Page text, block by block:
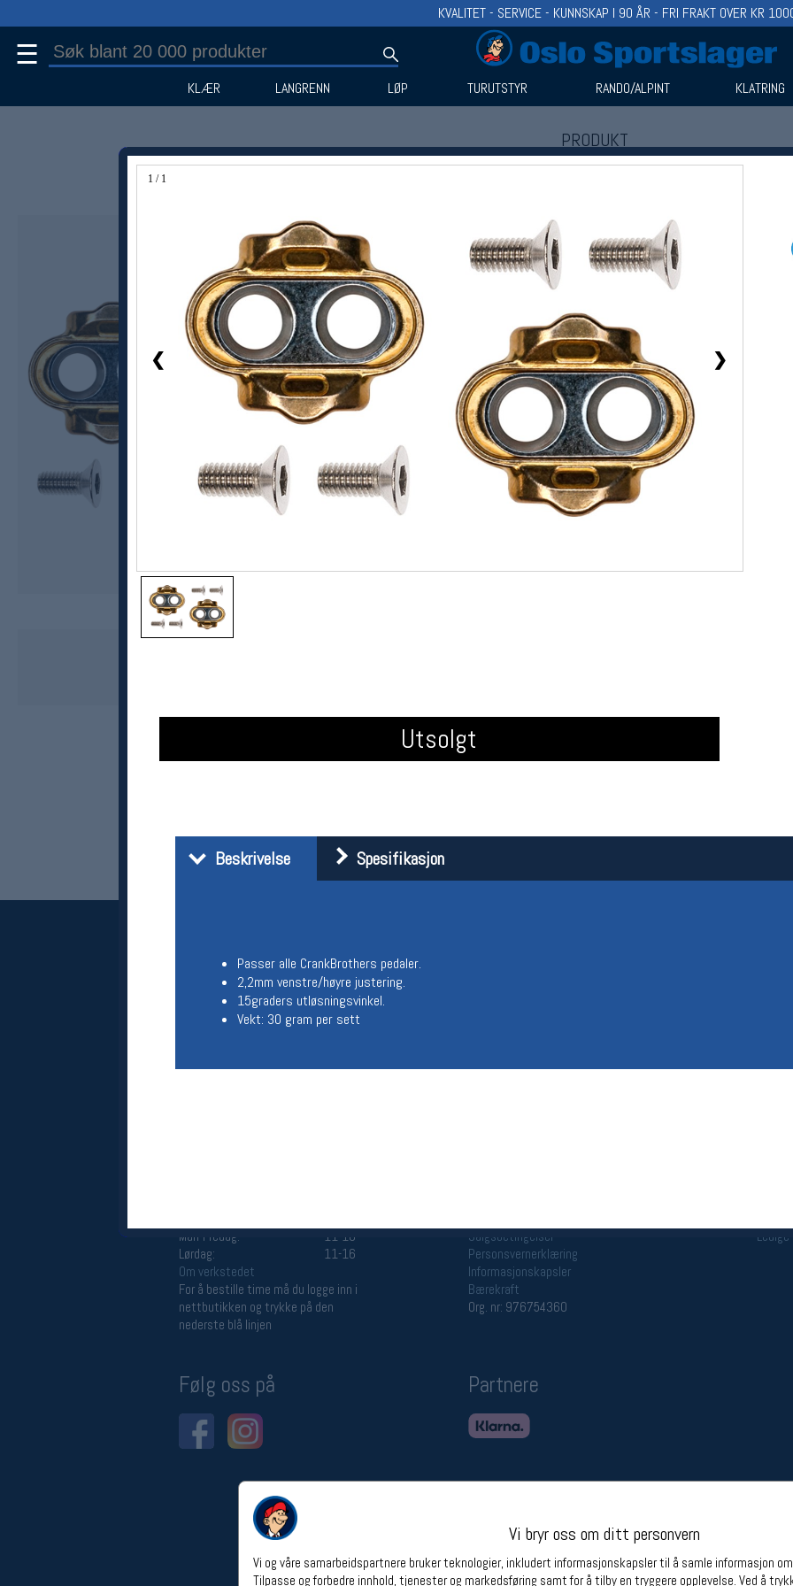
1 / 1
❮ ❯
Utsolgt
Beskrivelse Spesifikasjon
Passer alle CrankBrothers pedaler.
2,2mm venstre/høyre justering.
15graders utløsningsvinkel.
Vekt: 30 gram per sett
Vi bryr oss om ditt personvern
Vi og våre samarbeidspartnere bruker teknologier, inkludert informasjonskapsler til å samle informasjon
Tilpasse og forbedre innhold, tjenester og markedsføring samt for å tilby en tryggere opplevelse. Ved å
KVALITET - SERVICE - KUNNSKAP I 90 ÅR - FRI FRAKT OVER KR
☰
KLÆR LANGRENN LØP TURUTSTYR RANDO/ALPINT KLATRING
PRODUKT
Produkter (1)
Crankbrothers
Her finner du oss
Oslo Sportslager
Man-Fredag:
11-18
Lørdag:
11-16
Om verkstedet
For å bestille time må du logge inn i
nettbutikken og trykke på den
nederste blå linjen
Salgsbetingelser
Personsvernerklæring
Informasjonskapsler
Bærekraft
Org. nr: 976754360
Følg oss på Partnere